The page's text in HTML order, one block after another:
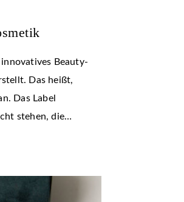
Beauty-
Das heißt,
Das Label
stehen, die…